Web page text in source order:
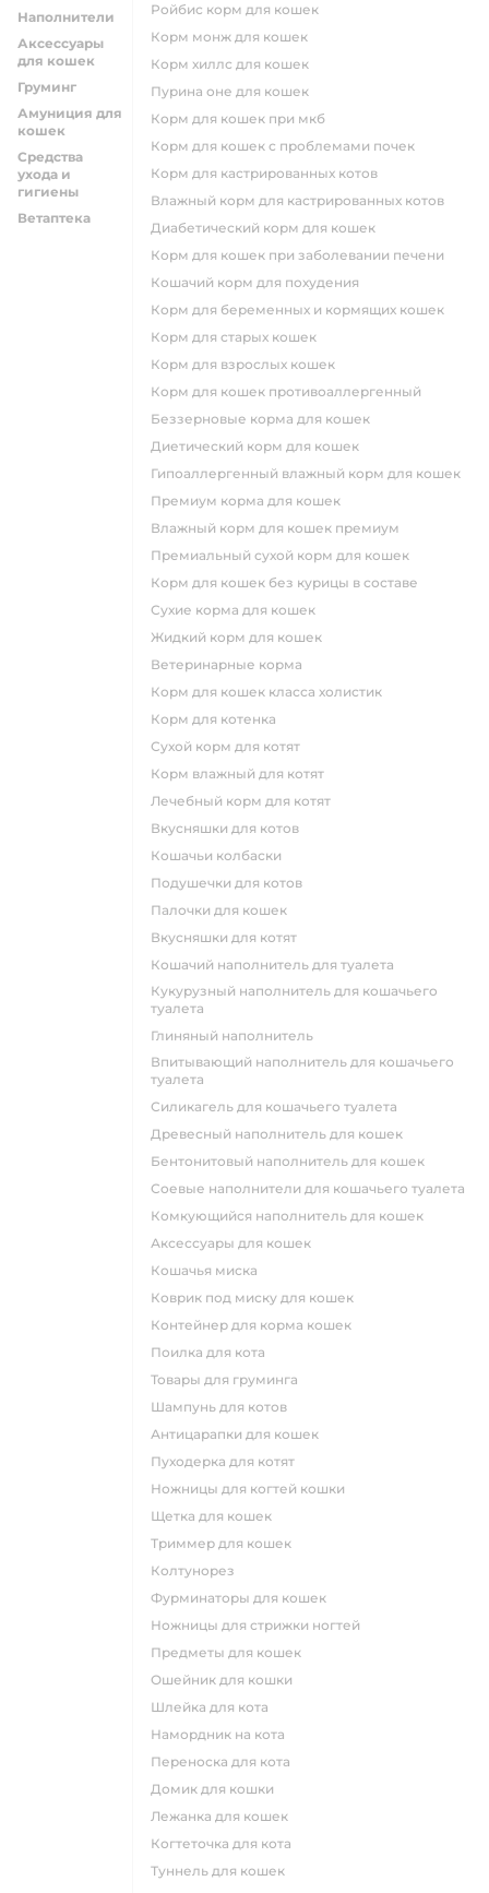
Наполнители
Аксессуары
для кошек
Груминг
Амуниция для
кошек
Средства
ухода и
гигиены
Ветаптека
ройбис корм для кошек
корм монж для кошек
корм хиллс для кошек
пурина оне для кошек
корм для кошек при мкб
корм для кошек с проблемами почек
Корм для кастрированных котов
влажный корм для кастрированных котов
диабетический корм для кошек
корм для кошек при заболевании печени
кошачий корм для похудения
корм для беременных и кормящих кошек
корм для старых кошек
корм для взрослых кошек
корм для кошек противоаллергенный
беззерновые корма для кошек
диетический корм для кошек
гипоаллергенный влажный корм для кошек
премиум корма для кошек
влажный корм для кошек премиум
премиальный сухой корм для кошек
корм для кошек без курицы в составе
сухие корма для кошек
жидкий корм для кошек
ветеринарные корма
корм для кошек класса холистик
корм для котенка
сухой корм для котят
корм влажный для котят
лечебный корм для котят
вкусняшки для котов
кошачьи колбаски
подушечки для котов
палочки для кошек
вкусняшки для котят
кошачий наполнитель для туалета
кукурузный наполнитель для кошачьего
туалета
глиняный наполнитель
впитывающий наполнитель для кошачьего
туалета
силикагель для кошачьего туалета
древесный наполнитель для кошек
бентонитовый наполнитель для кошек
соевые наполнители для кошачьего туалета
комкующийся наполнитель для кошек
аксессуары для кошек
кошачья миска
коврик под миску для кошек
контейнер для корма кошек
поилка для кота
товары для груминга
шампунь для котов
антицарапки для кошек
пуходерка для котят
ножницы для когтей кошки
щетка для кошек
триммер для кошек
колтунорез
фурминаторы для кошек
ножницы для стрижки ногтей
предметы для кошек
ошейник для кошки
шлейка для кота
намордник на кота
переноска для кота
домик для кошки
лежанка для кошек
когтеточка для кота
туннель для кошек